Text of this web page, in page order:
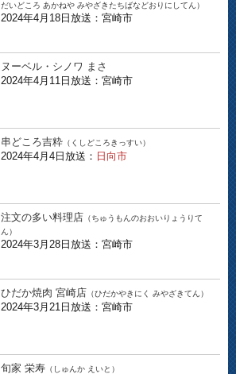
だいどころ あかねや みやざきたちばなどおりにしてん）
2024年4月18日放送：宮崎市
ヌーベル・シノワ まさ
2024年4月11日放送：宮崎市
串どころ吉粋 （くしどころきっすい）
2024年4月4日放送： 日向市
注文の多い料理店 （ちゅうもんのおおいりょうりて
ん）
2024年3月28日放送：宮崎市
ひだか焼肉 宮崎店 （ひだかやきにく みやざきてん）
2024年3月21日放送：宮崎市
旬家 栄寿 （しゅんか えいと）